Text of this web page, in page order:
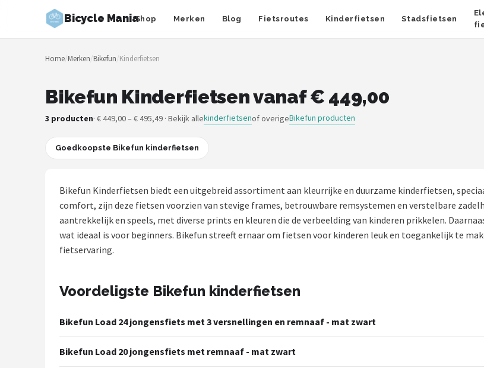
Bicycle ManiaShop Merken Blog Fietsroutes Kinderfietsen Stadsfietsen
Zoeken
NAVIGATIE
Merken
Kinderfietsen
Stadsfietsen
Mountainbikes
POPULAIRE MERKEN
Home/Merken/Bikefun/Kinderfietsen
Bikefun Kinderfietsen vanaf € 449,00
3 producten· € 449,00 – € 495,49 · Bekijk allekinderfietsenof overigeBikefun producten
Goedkoopste Bikefun kinderfietsen
Bikefun Kinderfietsen biedt een uitgebreid assortiment aan kleurrijke en duurzame kinderfietsen,
comfort, zijn deze fietsen voorzien van stevige frames, betrouwbare remsystemen en verstelbare
aantrekkelijk en speels, met diverse prints en kleuren die de verbeelding van kinderen prikkelen.
wat ideaal is voor beginners. Bikefun streeft ernaar om fietsen voor kinderen leuk en toegankelijk te
fietservaring.
Voordeligste Bikefun kinderfietsen
Bikefun Load 24 jongensfiets met 3 versnellingen en remnaaf - mat zwart
Bikefun Load 20 jongensfiets met remnaaf - mat zwart